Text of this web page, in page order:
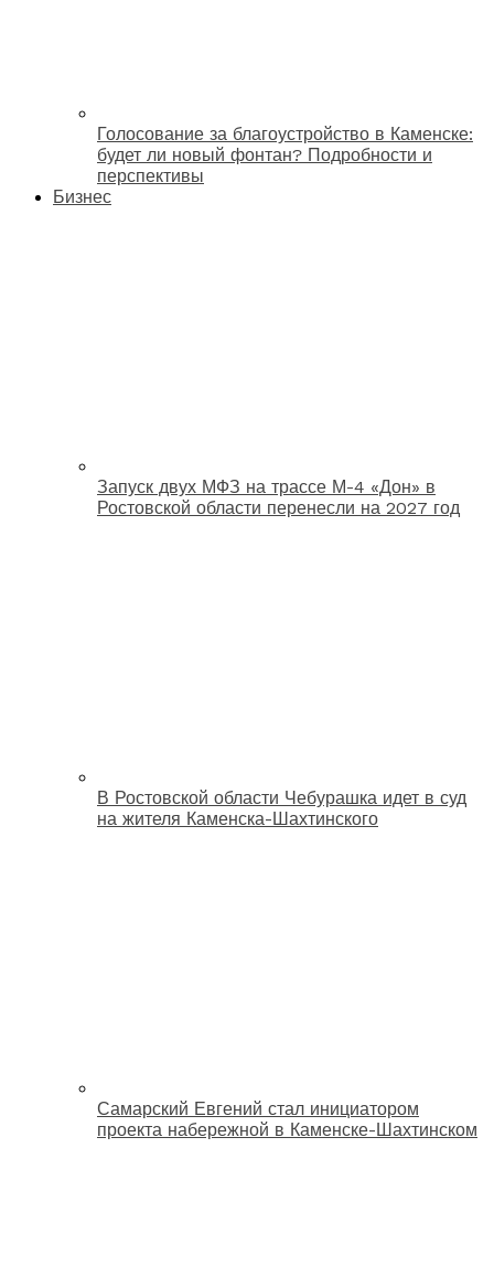
Голосование за благоустройство в Каменске:
будет ли новый фонтан? Подробности и
перспективы
Бизнес
Запуск двух МФЗ на трассе М-4 «Дон» в
Ростовской области перенесли на 2027 год
В Ростовской области Чебурашка идет в суд
на жителя Каменска-Шахтинского
Самарский Евгений стал инициатором
проекта набережной в Каменске-Шахтинском